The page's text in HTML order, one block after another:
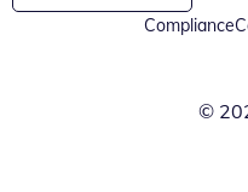
Compliance
©